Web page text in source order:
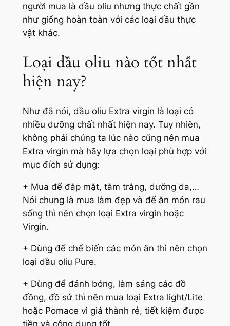
người mua là dầu oliu nhưng thực chất gần
như giống hoàn toàn với các loại dầu thực
vật khác.
Loại dầu oliu nào tốt nhất
hiện nay?
Như đã nói, dầu oliu Extra virgin là loại có
nhiều dưỡng chất nhất hiện nay. Tuy nhiên,
không phải chúng ta lúc nào cũng nên mua
Extra virgin mà hãy lựa chọn loại phù hợp với
mục đích sử dụng:
+ Mua để đắp mặt, tắm trắng, dưỡng da,…
Nói chung là mua làm đẹp và để ăn món rau
sống thì nên chọn loại Extra virgin hoặc
Virgin.
+ Dùng để chế biến các món ăn thì nên chọn
loại dầu oliu Pure.
+ Dùng để đánh bóng, làm sáng các đồ
đồng, đồ sứ thì nên mua loại Extra light/Lite
hoặc Pomace vì giá thành rẻ, tiết kiệm được